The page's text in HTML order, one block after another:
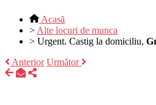
Acasă
> Alte locuri de munca
> Urgent. Castig la domiciliu,
Anterior Următor